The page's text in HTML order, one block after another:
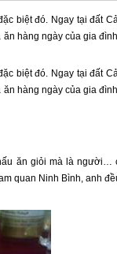
biệt đó. Ngay tại đất
hàng ngày của gia
biệt đó. Ngay tại đất
hàng ngày của gia
ăn giỏi mà là người…
quan Ninh Bình, anh